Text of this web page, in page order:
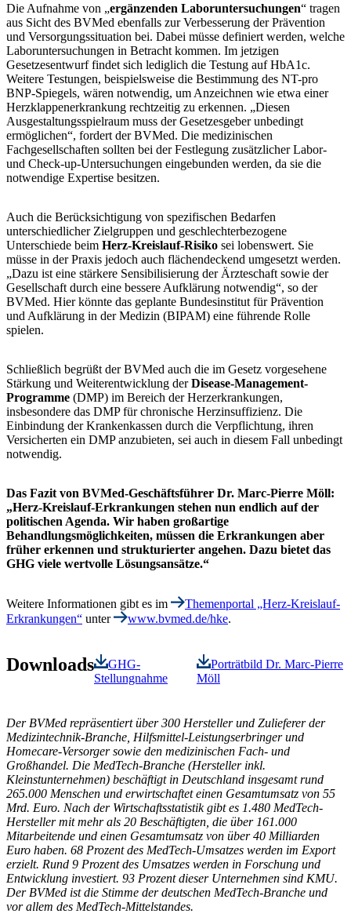
Die Aufnahme von „ergänzenden Laboruntersuchungen“ tragen
aus Sicht des BVMed ebenfalls zur Verbesserung der Prävention
und Versorgungssituation bei. Dabei müsse definiert werden, welche
Laboruntersuchungen in Betracht kommen. Im jetzigen
Gesetzesentwurf findet sich lediglich die Testung auf HbA1c.
Weitere Testungen, beispielsweise die Bestimmung des NT-pro
BNP-Spiegels, wären notwendig, um Anzeichnen wie etwa einer
Herzklappenerkrankung rechtzeitig zu erkennen. „Diesen
Ausgestaltungsspielraum muss der Gesetzesgeber unbedingt
ermöglichen“, fordert der BVMed. Die medizinischen
Fachgesellschaften sollten bei der Festlegung zusätzlicher Labor-
und Check-up-Untersuchungen eingebunden werden, da sie die
notwendige Expertise besitzen.
Auch die Berücksichtigung von spezifischen Bedarfen
unterschiedlicher Zielgruppen und geschlechterbezogene
Unterschiede beim Herz-Kreislauf-Risiko sei lobenswert. Sie
müsse in der Praxis jedoch auch flächendeckend umgesetzt werden.
„Dazu ist eine stärkere Sensibilisierung der Ärzteschaft sowie der
Gesellschaft durch eine bessere Aufklärung notwendig“, so der
BVMed. Hier könnte das geplante Bundesinstitut für Prävention
und Aufklärung in der Medizin (BIPAM) eine führende Rolle
spielen.
Schließlich begrüßt der BVMed auch die im Gesetz vorgesehene
Stärkung und Weiterentwicklung derDisease-Management-
Programme (DMP) im Bereich der Herzerkrankungen,
insbesondere das DMP für chronische Herzinsuffizienz. Die
Einbindung der Krankenkassen durch die Verpflichtung, ihren
Versicherten ein DMP anzubieten, sei auch in diesem Fall unbedingt
notwendig.
Das Fazit von BVMed-Geschäftsführer Dr. Marc-Pierre Möll:
„Herz-Kreislauf-Erkrankungen stehen nun endlich auf der
politischen Agenda. Wir haben großartige
Behandlungsmöglichkeiten, müssen die Erkrankungen aber
früher erkennen und strukturierter angehen. Dazu bietet das
GHG viele wertvolle Lösungsansätze.“
Weitere Informationen gibt es im
Themenportal „Herz-Kreislauf-
Erkrankungen“ unter www.bvmed.de/hke.
Downloads
GHG-
Stellungnahme
Porträtbild Dr. Marc-Pierre
Möll
Der BVMed repräsentiert über 300 Hersteller und Zulieferer der
Medizintechnik-Branche, Hilfsmittel-Leistungserbringer und
Homecare-Versorger sowie den medizinischen Fach- und
Großhandel. Die MedTech-Branche (Hersteller inkl.
Kleinstunternehmen) beschäftigt in Deutschland insgesamt rund
265.000 Menschen und erwirtschaftet einen Gesamtumsatz von 55
Mrd. Euro. Nach der Wirtschaftsstatistik gibt es 1.480 MedTech-
Hersteller mit mehr als 20 Beschäftigten, die über 161.000
Mitarbeitende und einen Gesamtumsatz von über 40 Milliarden
Euro haben. 68 Prozent des MedTech-Umsatzes werden im Export
erzielt. Rund 9 Prozent des Umsatzes werden in Forschung und
Entwicklung investiert. 93 Prozent dieser Unternehmen sind KMU.
Der BVMed ist die Stimme der deutschen MedTech-Branche und
vor allem des MedTech-Mittelstandes.